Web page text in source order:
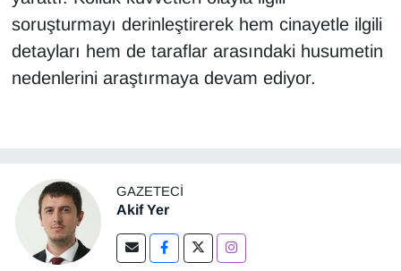
soruşturmayı derinleştirerek hem cinayetle ilgili
detayları hem de taraflar arasındaki husumetin
nedenlerini araştırmaya devam ediyor.
GAZETECI
Akif Yer